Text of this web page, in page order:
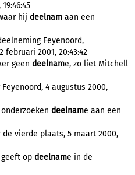
hij deelnam aan een
Feyenoord,
februari 2001, 20:43:42
geen deelname, zo liet Mitchell
4 augustus 2000,
deelname aan een
vierde plaats, 5 maart 2000,
op deelname in de